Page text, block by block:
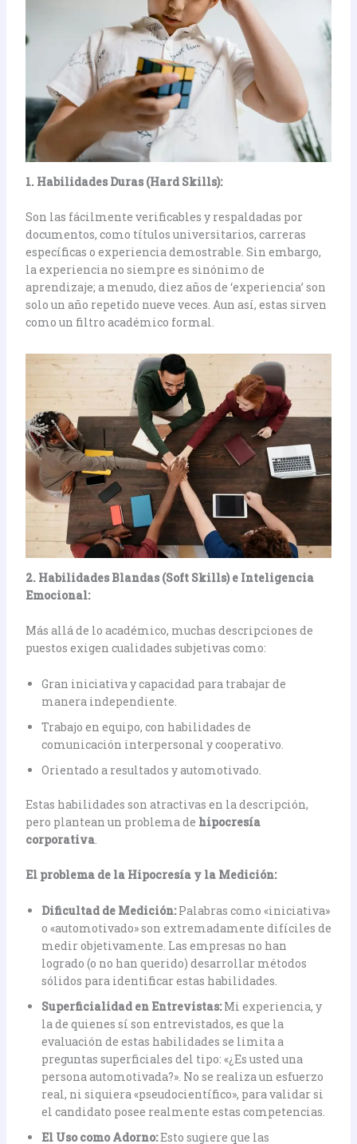
1. Habilidades Duras (Hard Skills):
Son las fácilmente verificables y respaldadas por
documentos, como títulos universitarios, carreras
específicas o experiencia demostrable. Sin embargo,
la experiencia no siempre es sinónimo de
aprendizaje; a menudo, diez años de ‘experiencia’ son
solo un año repetido nueve veces. Aun así, estas sirven
como un filtro académico formal.
2. Habilidades Blandas (Soft Skills) e Inteligencia
Emocional:
Más allá de lo académico, muchas descripciones de
puestos exigen cualidades subjetivas como:
Gran iniciativa y capacidad para trabajar de
manera independiente.
Trabajo en equipo, con habilidades de
comunicación interpersonal y cooperativo.
Orientado a resultados y automotivado.
Estas habilidades son atractivas en la descripción,
pero plantean un problema de hipocresía
corporativa.
El problema de la Hipocresía y la Medición:
Dificultad de Medición:Palabras como «iniciativa»
o «automotivado» son extremadamente difíciles de
medir objetivamente. Las empresas no han
logrado (o no han querido) desarrollar métodos
sólidos para identificar estas habilidades.
Superficialidad en Entrevistas:Mi experiencia, y
la de quienes sí son entrevistados, es que la
evaluación de estas habilidades se limita a
preguntas superficiales del tipo: «¿Es usted una
persona automotivada?». No se realiza un esfuerzo
real, ni siquiera «pseudocientífico», para validar si
el candidato posee realmente estas competencias.
El Uso como Adorno:Esto sugiere que las